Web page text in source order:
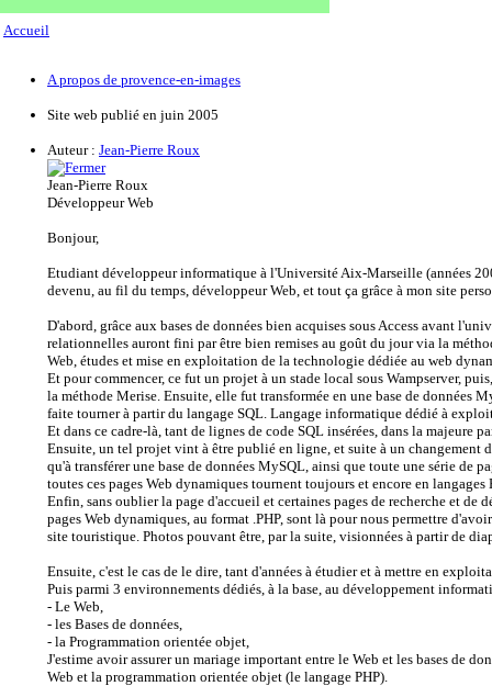
Accueil
A propos de provence-en-images
Site web publié en juin 2005
Auteur : Jean-Pierre Roux
Jean-Pierre Roux
Développeur Web
Bonjour,
Etudiant développeur informatique à l'Université Aix-Marseille (années
devenu, au fil du temps, développeur Web, et tout ça grâce à mon site
D'abord, grâce aux bases de données bien acquises sous Access avant
relationnelles auront fini par être bien remises au goût du jour via la
Web, études et mise en exploitation de la technologie dédiée au web
Et pour commencer, ce fut un projet à un stade local sous Wampserver,
la méthode Merise. Ensuite, elle fut transformée en une base de données
faite tourner à partir du langage SQL. Langage informatique dédié à
Et dans ce cadre-là, tant de lignes de code SQL insérées, dans la majeure
Ensuite, un tel projet vint à être publié en ligne, et suite à un changement
qu'à transférer une base de données MySQL, ainsi que toute une série de
toutes ces pages Web dynamiques tournent toujours et encore en
Enfin, sans oublier la page d'accueil et certaines pages de recherche et de
pages Web dynamiques, au format .PHP, sont là pour nous permettre
site touristique. Photos pouvant être, par la suite, visionnées à partir de
Ensuite, c'est le cas de le dire, tant d'années à étudier et à mettre en
Puis parmi 3 environnements dédiés, à la base, au développement
- Le Web,
- les Bases de données,
- la Programmation orientée objet,
J'estime avoir assurer un mariage important entre le Web et les bases de
Web et la programmation orientée objet (le langage PHP).